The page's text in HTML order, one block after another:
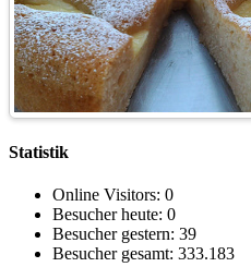
Statistik
Online Visitors: 0
Besucher heute: 0
Besucher gestern: 39
Besucher gesamt: 333.183